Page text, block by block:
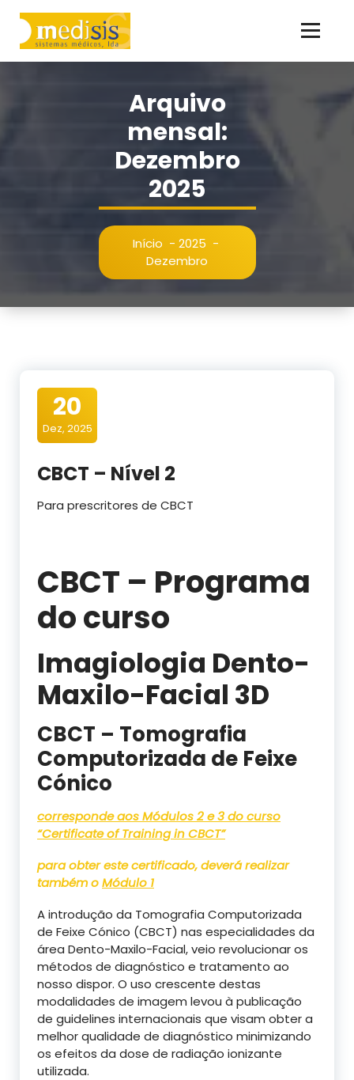
para
conteúdo
Arquivo
mensal:
Dezembro
2025
Início - 2025 -
Dezembro
20
Dez, 2025
CBCT – Nível 2
Para prescritores de CBCT
CBCT – Programa
do curso
Imagiologia Dento-
Maxilo-Facial 3D
CBCT – Tomografia
Computorizada de Feixe
Cónico
corresponde aos Módulos 2 e 3 do curso
“Certificate of Training in CBCT”
para obter este certificado, deverá realizar
também oMódulo 1
A introdução da Tomografia Computorizada
de Feixe Cónico (CBCT) nas especialidades da
área Dento-Maxilo-Facial, veio revolucionar os
métodos de diagnóstico e tratamento ao
nosso dispor. O uso crescente destas
modalidades de imagem levou à publicação
de guidelines internacionais que visam obter a
melhor qualidade de diagnóstico minimizando
os efeitos da dose de radiação ionizante
utilizada.